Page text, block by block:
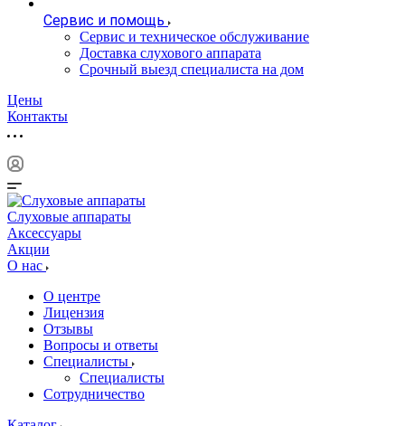
Сервис и помощь
Сервис и техническое обслуживание
Доставка слухового аппарата
Срочный выезд специалиста на дом
Цены
Контакты
Слуховые аппараты
Аксессуары
Акции
О нас
О центре
Лицензия
Отзывы
Вопросы и ответы
Специалисты
Специалисты
Сотрудничество